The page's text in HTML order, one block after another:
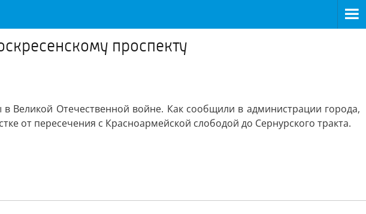
проспекту
Великой Отечественной войне. Как сообщили в администрации города,
от пересечения с Красноармейской слободой до Сернурского тракта.